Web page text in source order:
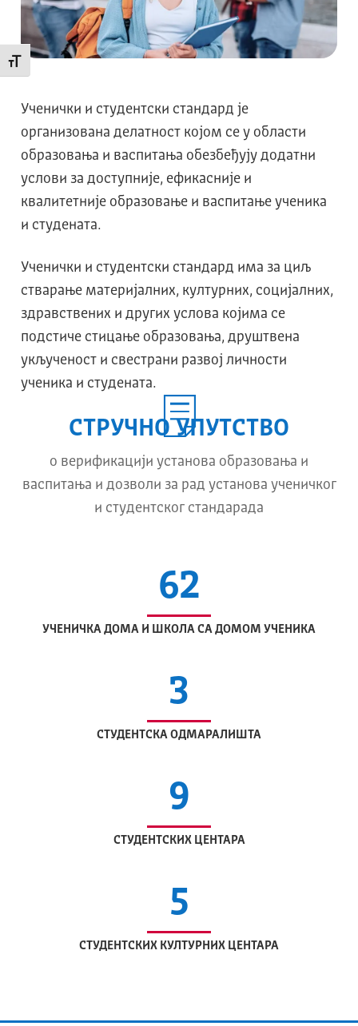
Промени величину слова
Ученички и студентски стандард је
организована делатност којом се у области
образовања и васпитања обезбеђују додатни
услови за доступније, ефикасније и
квалитетније образовање и васпитање ученика
и студената.
Ученички и студентски стандард има за циљ
стварање материјалних, културних, социјалних,
здравствених и других услова којима се
подстиче стицање образовања, друштвена
укљученост и свестрани развој личности
ученика и студената.
СТРУЧНО УПУТСТВО
о верификацији установа образовања и
васпитања и дозволи за рад установа ученичког
и студентског стандарада
62
УЧЕНИЧKA ДОМА И ШКОЛА СА ДОМОМ УЧЕНИКА
3
СТУДЕНТСКА ОДМАРАЛИШТА
9
СТУДЕНТСКИХ ЦЕНТАРА
5
СТУДЕНТСКИХ КУЛТУРНИХ ЦЕНТАРА